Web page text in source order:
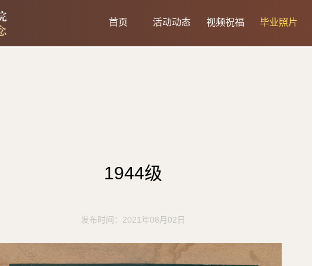
首页 活动动态 视频祝福 毕业照片
1944级
发布时间：2021年08月02日